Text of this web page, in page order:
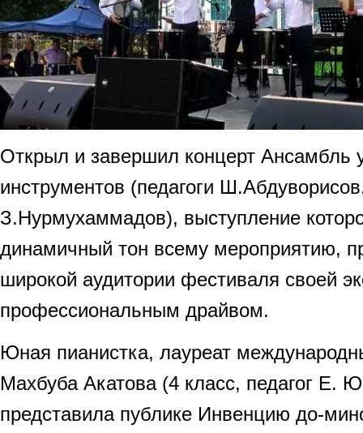
Открыл и завершил концерт Ансамбль
инструментов (педагоги
З.Нурмухаммадов), выступление
динамичный тон всему мероприятию,
широкой аудитории фестиваля своей
профессиональным драйвом.
Юная пианистка, лауреат
Махбуба Акатова (4 класс, педагог Е.
представила публике Инвенцию до-